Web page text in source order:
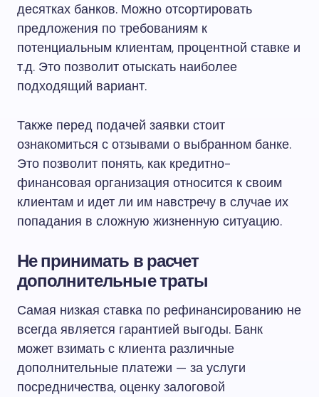
десятках банков. Можно отсортировать
предложения по требованиям к
потенциальным клиентам, процентной ставке и
т.д. Это позволит отыскать наиболее
подходящий вариант.
Также перед подачей заявки стоит
ознакомиться с отзывами о выбранном банке.
Это позволит понять, как кредитно-
финансовая организация относится к своим
клиентам и идет ли им навстречу в случае их
попадания в сложную жизненную ситуацию.
Не принимать в расчет
дополнительные траты
Самая низкая ставка по рефинансированию не
всегда является гарантией выгоды. Банк
может взимать с клиента различные
дополнительные платежи — за услуги
посредничества, оценку залоговой